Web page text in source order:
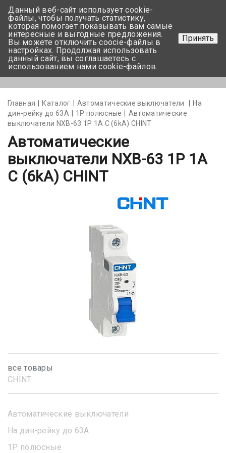
+375 17-350-99-56
+375 44-752-82-08
Задать вопрос
Главная Каталог Автоматические выключатели
На
дин-рейку до 63А
1Р полюсные
Автоматические
выключатели NXB-63 1P 1A С (6kA) CHINT
Автоматические
выключатели NXB-63 1P 1A
С (6kA) CHINT
все товары
CHINT
Автоматические выключатели
На дин-рейку до 63А
1Р полюсные
Данный веб-сайт использует cookie-
файлы, чтобы получать статистику,
которая помогает показывать вам самые
интересные и выгодные предложения.
Вы можете отключить coocie-файлы в
настройках. Продолжая использовать
данный сайт, вы соглашаетесь с
использованием нами cookie-файлов.
Принять